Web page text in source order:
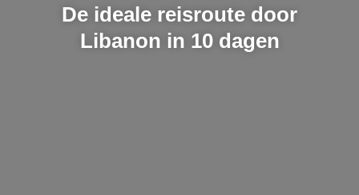
De ideale reisroute door
Libanon in 10 dagen